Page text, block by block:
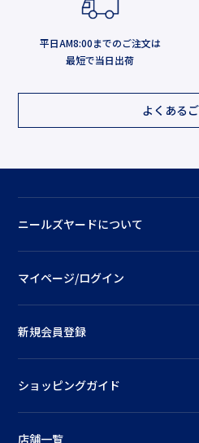
平日AM8:00までのご注文は
最短で当日出荷
よくある
ニールズヤードについて
マイページ/ログイン
新規会員登録
ショッピングガイド
店舗一覧